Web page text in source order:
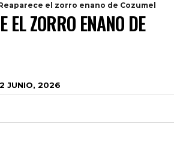
el zorro enano de Cozumel
EL ZORRO ENANO DE
JUNIO, 2026